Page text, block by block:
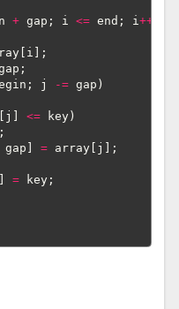
+ gap ; i <= end ; i++
i ];
;
; j -= gap )
j <= key )
;
gap = array j
];
= key ;